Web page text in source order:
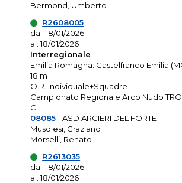
Bermond, Umberto
R2608005
dal: 18/01/2026
al: 18/01/2026
Interregionale
Emilia Romagna: Castelfranco Emilia
18 m
O.R. Individuale+Squadre
Campionato Regionale Arco Nudo
C
08085- ASD ARCIERI DEL FORTE
Musolesi, Graziano
Morselli, Renato
R2613035
dal: 18/01/2026
al: 18/01/2026